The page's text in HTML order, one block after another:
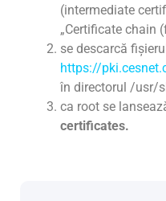
(intermediate
„Certificate chain
se descarcă
https://
în directorul /usr/
ca root se
certificates.